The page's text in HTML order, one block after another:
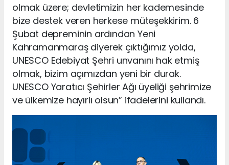
olmak üzere; devletimizin her kademesinde
bize destek veren herkese müteşekkirim. 6
Şubat depreminin ardından Yeni
Kahramanmaraş diyerek çıktığımız yolda,
UNESCO Edebiyat Şehri unvanını hak etmiş
olmak, bizim açımızdan yeni bir durak.
UNESCO Yaratıcı Şehirler Ağı üyeliği şehrimize
ve ülkemize hayırlı olsun” ifadelerini kullandı.